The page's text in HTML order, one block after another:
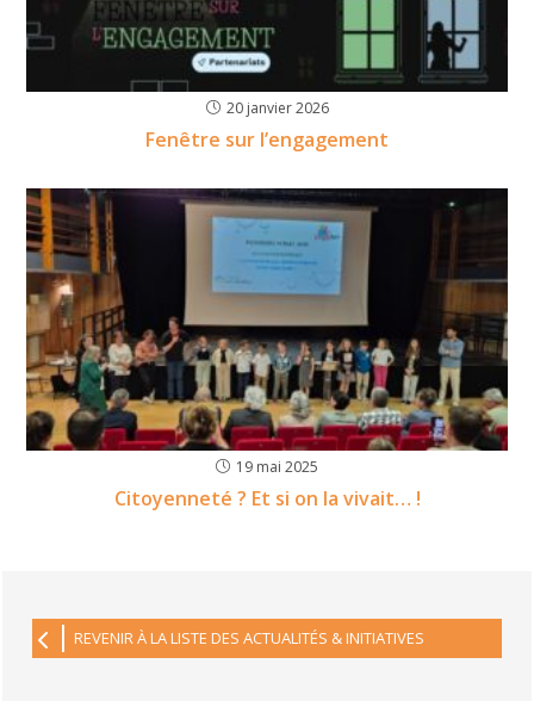
20 janvier 2026
Fenêtre sur l’engagement
19 mai 2025
Citoyenneté ? Et si on la vivait… !
REVENIR À LA LISTE DES ACTUALITÉS & INITIATIVES